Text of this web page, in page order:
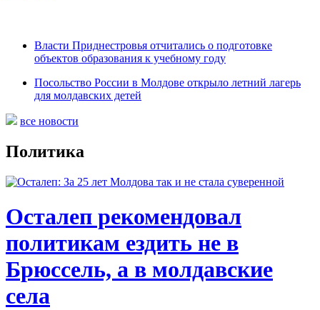
Власти Приднестровья отчитались о подготовке
объектов образования к учебному году
Посольство России в Молдове открыло летний лагерь
для молдавских детей
все новости
Политика
Осталеп рекомендовал
политикам ездить не в
Брюссель, а в молдавские
села